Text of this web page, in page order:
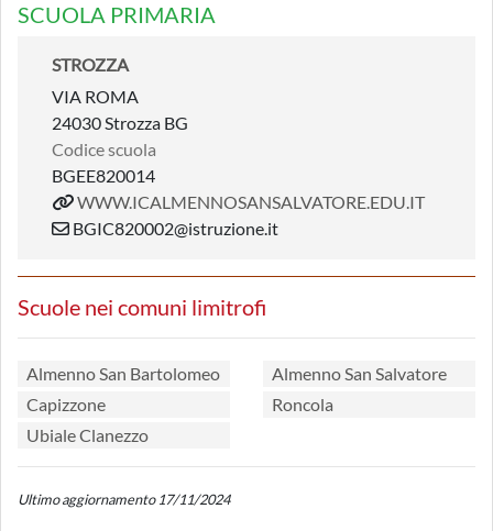
SCUOLA PRIMARIA
STROZZA
VIA ROMA
24030 Strozza BG
Codice scuola
BGEE820014
WWW.ICALMENNOSANSALVATORE.EDU.IT
BGIC820002@istruzione.it
Scuole nei comuni limitrofi
Almenno San Bartolomeo
Almenno San Salvatore
Capizzone
Roncola
Ubiale Clanezzo
Ultimo aggiornamento 17/11/2024